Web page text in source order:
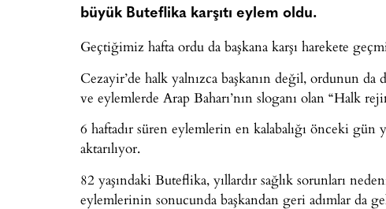
büyük Buteflika karşıtı eylem oldu.
Geçtiğimiz hafta ordu da başkana karşı harekete
Cezayir’de halk yalnızca başkanın değil, ordunun
ve eylemlerde Arap Baharı’nın sloganı olan “Halk
6 haftadır süren eylemlerin en kalabalığı önceki
aktarılıyor.
82 yaşındaki Buteflika, yıllardır sağlık sorunları
eylemlerinin sonucunda başkandan geri adımlar da